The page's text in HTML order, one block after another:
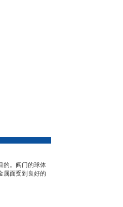
的。阀门的球体
属面受到良好的